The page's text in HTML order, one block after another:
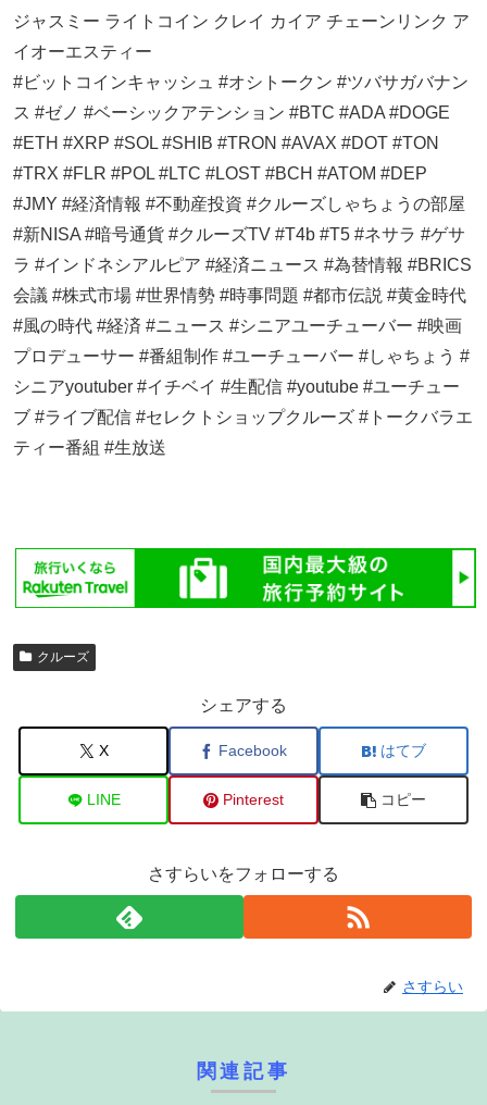
ジャスミー ライトコイン クレイ カイア チェーンリンク ア
イオーエスティー
#ビットコインキャッシュ #オシトークン #ツバサガバナン
ス #ゼノ #ベーシックアテンション #BTC #ADA #DOGE
#ETH #XRP #SOL #SHIB #TRON #AVAX #DOT #TON
#TRX #FLR #POL #LTC #LOST #BCH #ATOM #DEP
#JMY #経済情報 #不動産投資 #クルーズしゃちょうの部屋
#新NISA #暗号通貨 #クルーズTV #T4b #T5 #ネサラ #ゲサ
ラ #インドネシアルピア #経済ニュース #為替情報 #BRICS
会議 #株式市場 #世界情勢 #時事問題 #都市伝説 #黄金時代
#風の時代 #経済 #ニュース #シニアユーチューバー #映画
プロデューサー #番組制作 #ユーチューバー #しゃちょう #
シニアyoutuber #イチベイ #生配信 #youtube #ユーチュー
ブ #ライブ配信 #セレクトショップクルーズ #トークバラエ
ティー番組 #生放送
クルーズ
シェアする
X Facebook はてブ
LINE Pinterest コピー
さすらいをフォローする
さすらい
関連記事